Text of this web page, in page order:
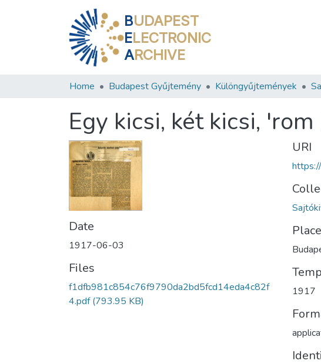
BUDAPEST
ELECTRONIC
ARCHIVE
Home Budapest Gyűjtemény Különgyűjtemények
Egy kicsi, két kicsi, 'rom
Date
1917-06-03
Files
f1dfb981c854c76f9790da2bd5fcd14eda4c82f
4.pdf(793.95 KB)
URI
1917